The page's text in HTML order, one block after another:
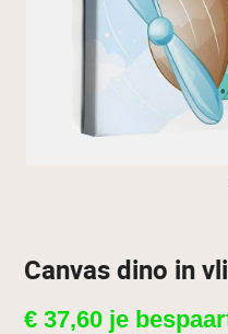
Canvas dino in
€ 37,60 je